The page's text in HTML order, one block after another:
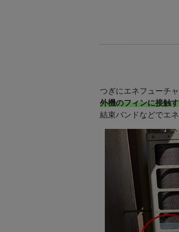
つぎにエネフューチ
外機のフィンに接触
結束バンドなどでエ